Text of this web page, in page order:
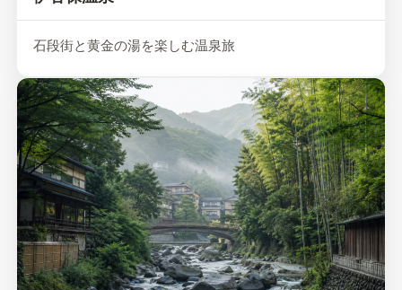
石段街と黄金の湯を楽しむ温泉旅